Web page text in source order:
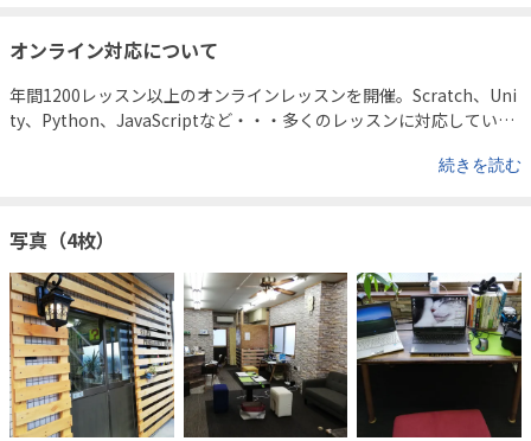
オンライン対応について
年間1200レッスン以上のオンラインレッスンを開催。 Scratch、Uni
ty、Python、JavaScriptなど・・・多くのレッスンに対応していま
続きを読む
写真（4枚）